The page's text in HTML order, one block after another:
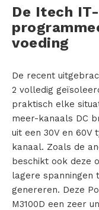
g
n
P
o
d
u
De Itech
voeding
De recent
2 volledig
praktisch elke
meer-kanaals DC
uit een 30V en 60V
kanaal. Zoals de
beschikt ook deze
lagere spanningen
genereren. Deze
M3100D een zeer